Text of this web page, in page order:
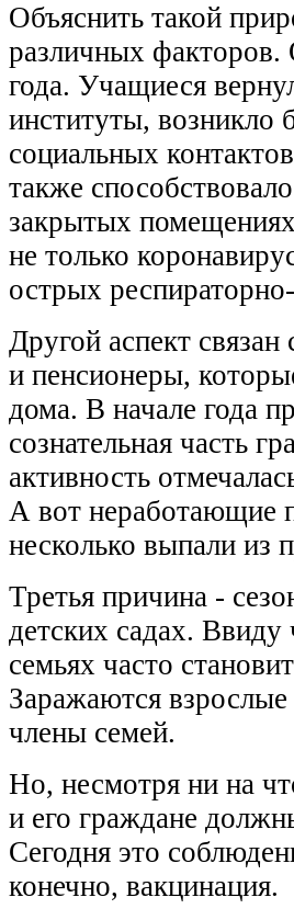
Объяснить такой
различных факторов.
года. Учащиеся
институты, возникло
социальных
также
закрытых
не только
острых
Другой аспект
и пенсионеры,
дома. В начале года
сознательная часть
активность
А вот неработающие
несколько выпали из
Третья причина -
детских садах.
семьях часто
Заражаются
члены семей.
Но, несмотря ни на
и его граждане
Сегодня это
конечно, вакцинация.